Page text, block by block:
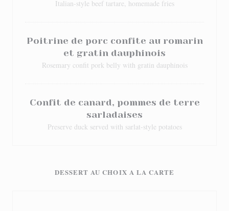
Italian-style beef tartare, homemade fries
Poitrine de porc confite au romarin
et gratin dauphinois
Rosemary confit pork belly with gratin dauphinois
Confit de canard, pommes de terre
sarladaises
Preserve duck served with sarlat-style potatoes
DESSERT AU CHOIX A LA CARTE